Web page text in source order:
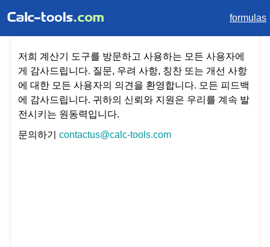
formulas
저희 계산기 도구를 방문하고 사용하는 모든 사용자에
게 감사드립니다. 질문, 우려 사항, 칭찬 또는 개선 사항
에 대한 모든 사용자의 의견을 환영합니다. 모든 피드백
에 감사드립니다. 귀하의 신뢰와 지원은 우리를 계속 발
전시키는 원동력입니다.
문의하기 contactus@calc-tools.com